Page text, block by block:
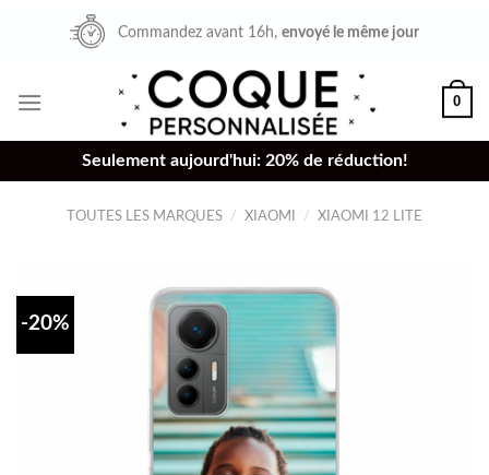
Commandez avant 16h,envoyé le même jour
0
Seulement aujourd'hui: 20% de réduction!
TOUTES LES MARQUES / XIAOMI / XIAOMI 12 LITE
-20%